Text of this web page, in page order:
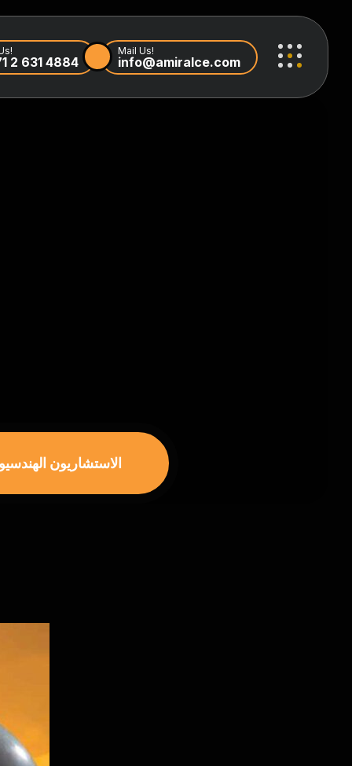
2 631 4884
Mail Us!
info@amiralce.com
الاستشاريون